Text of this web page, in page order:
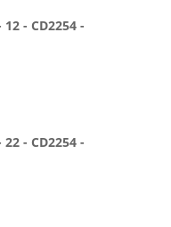
- CD2254 -
- CD2254 -